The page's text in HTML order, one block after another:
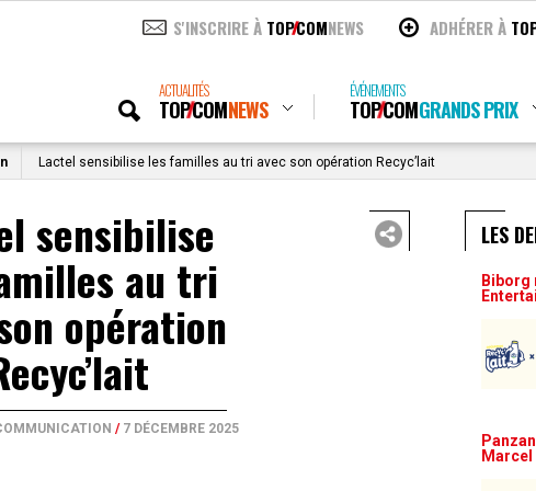
S'INSCRIRE À TOPCOMNEWS ADHÉRER À
ACTUALITÉS
TOPCOMNEWS
ÉVÉNEMENTS
TOPCOMGRANDS PRIX
Lactel sensibilise les familles au tri avec son opération Recyc’lait
sensibilise
au tri
opération
/ 7 DÉCEMBRE 2025
LES
Biborg
Marcel